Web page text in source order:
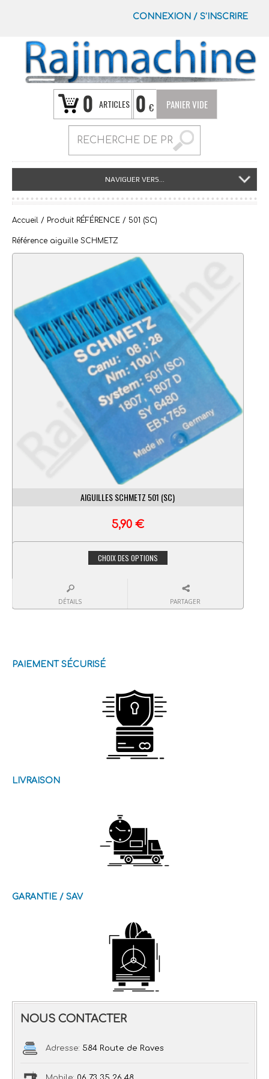
CONNEXION / S’INSCRIRE
0 ARTICLES 0 € PANIER VIDE
NAVIGUER VERS...
Accueil / Produit RÉFÉRENCE / 501 (SC)
Référence aiguille SCHMETZ
AIGUILLES SCHMETZ 501 (SC)
5,90 €
CHOIX DES OPTIONS
DÉTAILS PARTAGER
PAIEMENT SÉCURISÉ
LIVRAISON
GARANTIE / SAV
NOUS CONTACTER
Adresse: 584 Route de Raves